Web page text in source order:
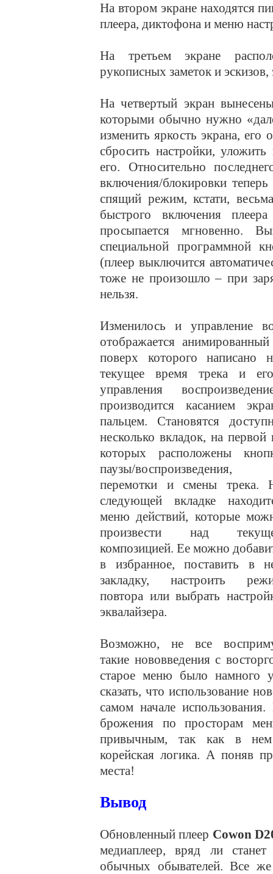
На втором экране находятся
плеера, диктофона и меню
На третьем экране
рукописных заметок и
На четвертый экран
которыми обычно нужно
изменить яркость экрана,
сбросить настройки,
его. Относительно
включения/блокировки
спящий режим, кстати,
быстрого включения
просыпается мгновенно.
специальной программной
(плеер выключится
тоже не произошло – при
нельзя.
Изменилось и управление
отображается
поверх которого написано
текущее время трека и
управления
производится касанием
пальцем. Становятся
несколько вкладок, на первой
которых расположены
паузы/воспроизведения,
перемотки и смены трека.
следующей вкладке
меню действий, которые
произвести над
композицией. Ее можно
в избранное, поставить в
закладку, настроить
повтора или выбрать
эквалайзера.
Возможно, не все
такие нововведения с
старое меню было намного
сказать, что использование
самом начале
брожения по просторам
привычным, так как в нем
корейская логика. А поняв
места!
Вывод
Обновленный плеер Cowon
медиаплеер, вряд ли
обычных обывателей. Все